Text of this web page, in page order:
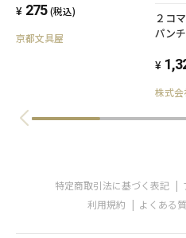
ル・読書とシュナウザー
275 (税込)
京都文具屋
２コ
パンチ
株式会
特定商取引法に基づく表記
利用規約
よくある